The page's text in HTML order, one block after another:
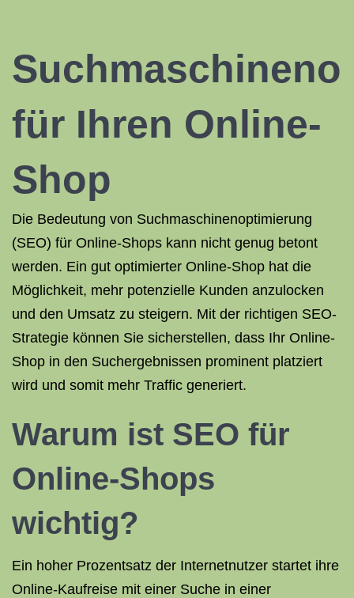
für Ihren Online-
Shop
Die Bedeutung von Suchmaschinenoptimierung
(SEO) für Online-Shops kann nicht genug betont
werden. Ein gut optimierter Online-Shop hat die
Möglichkeit, mehr potenzielle Kunden anzulocken
und den Umsatz zu steigern. Mit der richtigen SEO-
Strategie können Sie sicherstellen, dass Ihr Online-
Shop in den Suchergebnissen prominent platziert
wird und somit mehr Traffic generiert.
Warum ist SEO für
Online-Shops
wichtig?
Ein hoher Prozentsatz der Internetnutzer startet ihre
Online-Kaufreise mit einer Suche in einer